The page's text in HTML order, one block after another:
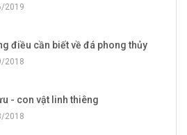
2019
điều cần biết về đá phong thủy
2018
- con vật linh thiêng
2018